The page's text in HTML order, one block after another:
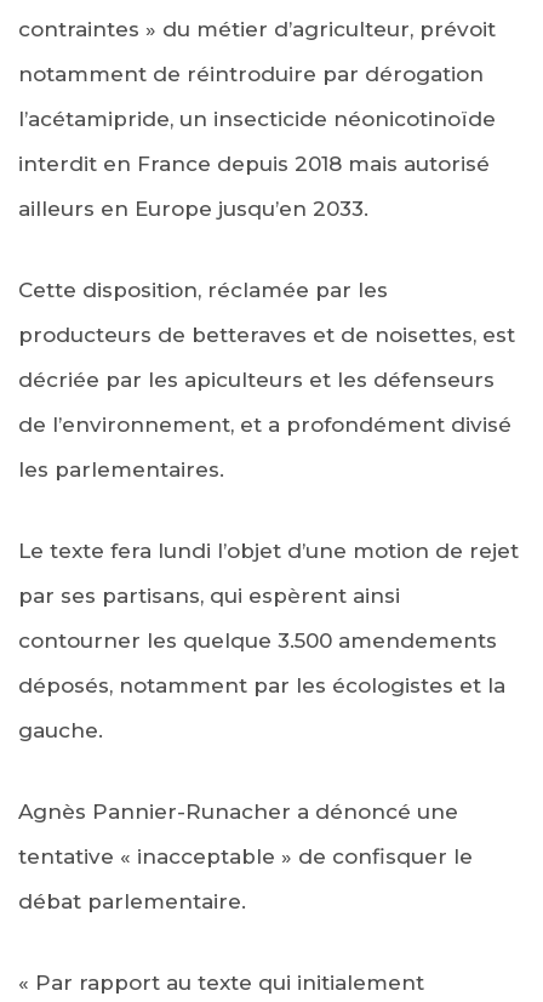
contraintes » du métier d’agriculteur, prévoit
notamment de réintroduire par dérogation
l’acétamipride, un insecticide néonicotinoïde
interdit en France depuis 2018 mais autorisé
ailleurs en Europe jusqu’en 2033.
Cette disposition, réclamée par les
producteurs de betteraves et de noisettes, est
décriée par les apiculteurs et les défenseurs
de l’environnement, et a profondément divisé
les parlementaires.
Le texte fera lundi l’objet d’une motion de rejet
par ses partisans, qui espèrent ainsi
contourner les quelque 3.500 amendements
déposés, notamment par les écologistes et la
gauche.
Agnès Pannier-Runacher a dénoncé une
tentative « inacceptable » de confisquer le
débat parlementaire.
« Par rapport au texte qui initialement